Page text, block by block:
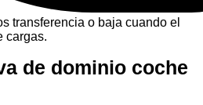
transferencia o baja cuando el
cargas.
de dominio coche